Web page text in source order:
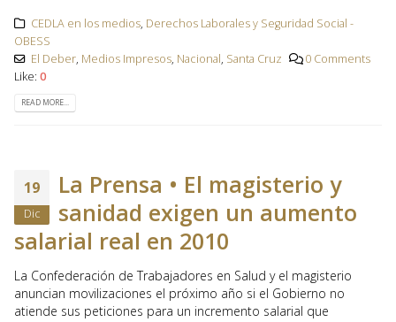
CEDLA en los medios, Derechos Laborales y Seguridad Social -
OBESS
El Deber, Medios Impresos, Nacional, Santa Cruz
0 Comments
Like: 0
READ MORE...
19
Dic
La Prensa • El magisterio y
sanidad exigen un aumento
salarial real en 2010
La Confederación de Trabajadores en Salud y el magisterio
anuncian movilizaciones el próximo año si el Gobierno no
atiende sus peticiones para un incremento salarial que